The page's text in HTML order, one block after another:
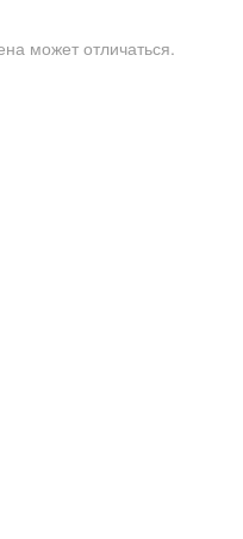
может отличаться.